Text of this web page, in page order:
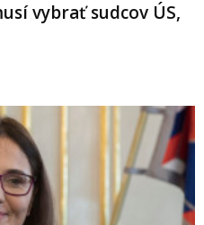
vybrať sudcov ÚS,